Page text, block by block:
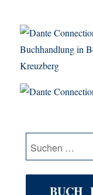
Dante
Suche
nach:
BUCH